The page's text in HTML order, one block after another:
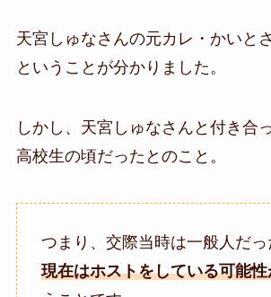
天宮しゅなさんの元カレ・かいと
ということが分かりました。
しかし、 天宮しゅなさんと付き合
高校生の頃だったとのこと。
つまり、交際当時は一般人だっ
現在はホストをしている可能